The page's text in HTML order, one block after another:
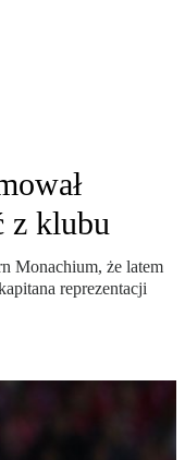
z klubu
Monachium, że latem
reprezentacji